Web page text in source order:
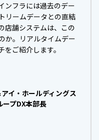
ンフラには過去のデー
リームデータとの直結
店舗システムは、この
か。リアルタイムデー
ご紹介します。
イ・ホールディングス
ープDX本部長